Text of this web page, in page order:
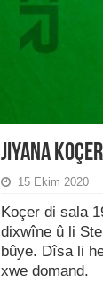
Jiyana
15 Ekim 2020
Koçer di sala
dixwîne û li
bûye. Dîsa li
xwe domand.